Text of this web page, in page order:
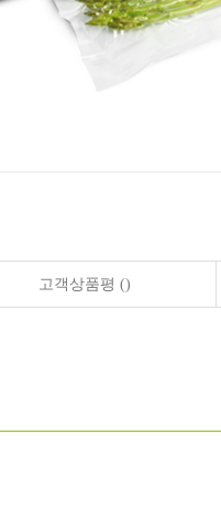
고객상품평 ()